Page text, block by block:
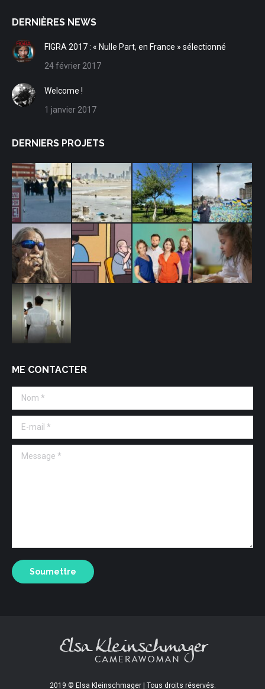
opens
in
new
window
opens
window
opens
window
opens
window
DERNIÈRES NEWS
FIGRA 2017 : « Nulle Part, en France » sélectionné
24 février 2017
Welcome !
1 janvier 2017
DERNIERS PROJETS
ME CONTACTER
Nom *
E-mail *
Message *
Soumettre
2019 © Elsa Kleinschmager | Tous droits réservés.